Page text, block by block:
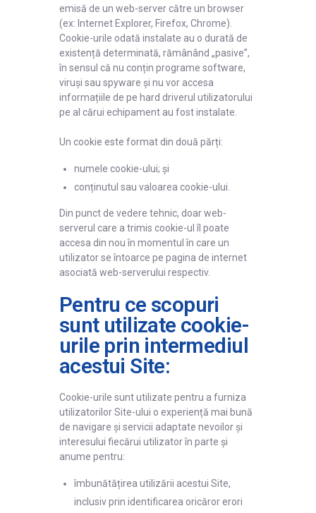
emisă de un web-server către un browser
(ex: Internet Explorer, Firefox, Chrome).
Cookie-urile odată instalate au o durată de
existență determinată, rămânând „pasive”,
în sensul că nu conțin programe software,
viruși sau spyware și nu vor accesa
informațiile de pe hard driverul utilizatorului
pe al cărui echipament au fost instalate.
Un cookie este format din două părți:
numele cookie-ului; și
conținutul sau valoarea cookie-ului.
Din punct de vedere tehnic, doar web-
serverul care a trimis cookie-ul îl poate
accesa din nou în momentul în care un
utilizator se întoarce pe pagina de internet
asociată web-serverului respectiv.
Pentru ce scopuri
sunt utilizate cookie-
urile prin intermediul
acestui Site:
Cookie-urile sunt utilizate pentru a furniza
utilizatorilor Site-ului o experiență mai bună
de navigare și servicii adaptate nevoilor și
interesului fiecărui utilizator în parte și
anume pentru:
îmbunătățirea utilizării acestui Site,
inclusiv prin identificarea oricăror erori